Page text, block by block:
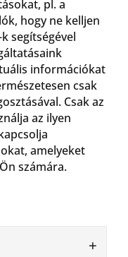
pl. a
hogy ne kelljen
segítségével
információkat
csak
Csak az
az ilyen
amelyeket
számára.